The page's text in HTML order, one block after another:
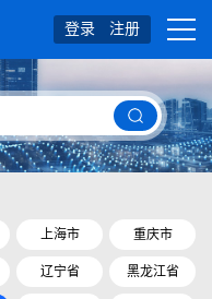
登录 注册
上海市 重庆市
辽宁省 黑龙江省